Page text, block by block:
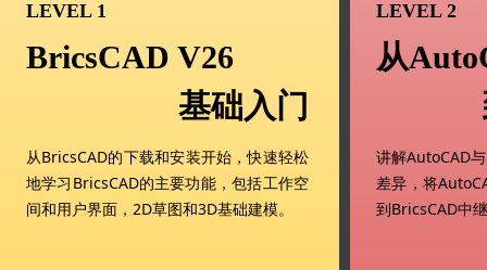
LEVEL 1
从BricsCAD的下载和安装开始，快速轻松
地学习BricsCAD的主要功能，包括工作空
间和用户界面，2D草图和3D基础建模。
BricsCAD V26
基础入门
LEVEL 2
讲解AutoCAD
差异，将
到BricsCAD中
从